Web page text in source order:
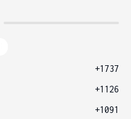
+1737
+1126
+1091